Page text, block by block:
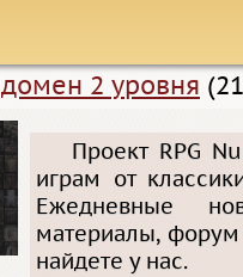
домен 2 уровня
Проект RPG
играм от
Ежедневные
материалы,
найдете у нас.